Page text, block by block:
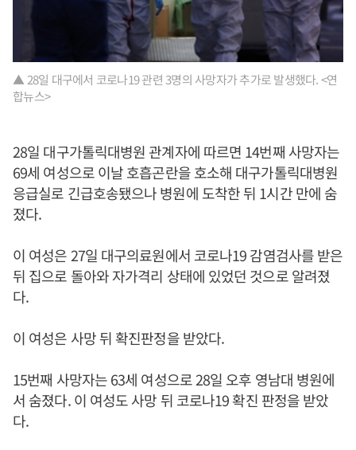
▲ 28일 대구에서 코로나19 관련 3명의 사망자가 추가로 발생했다. <연
합뉴스>
28일 대구가톨릭대병원 관계자에 따르면 14번째 사망자는
69세 여성으로 이날 호흡곤란을 호소해 대구가톨릭대병원
응급실로 긴급호송됐으나 병원에 도착한 뒤 1시간 만에 숨
졌다.
이 여성은 27일 대구의료원에서 코로나19 감염검사를 받은
뒤 집으로 돌아와 자가격리 상태에 있었던 것으로 알려졌
다.
이 여성은 사망 뒤 확진판정을 받았다.
15번째 사망자는 63세 여성으로 28일 오후 영남대 병원에
서 숨졌다. 이 여성도 사망 뒤 코로나19 확진 판정을 받았
다.